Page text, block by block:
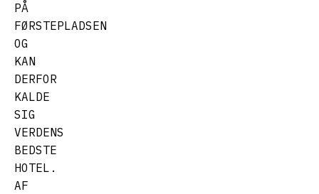
PÅ
FØRSTEPLADSEN
OG
KAN
DERFOR
KALDE
SIG
VERDENS
BEDSTE
HOTEL.
AF